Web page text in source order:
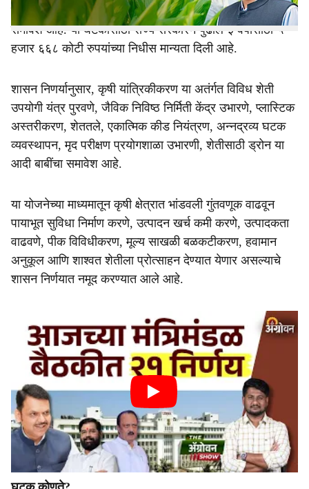
सुविधा केंद्र उभारणी, मुख्यमंत्री शेतकरी ड्रोन या चार घटकांचा
समावेश आहे. या घटकांसाठी राज्य सरकारने पुढील ३ वर्षासाठी ५
हजार ६६८ कोटी रुपयांच्या निधीस मान्यता दिली आहे.
शासन निणर्यानुसार, कृषी यांत्रिकीकरण या अतंर्गत विविध शेती
उपयोगी यंत्र पुरवणे, जैविक निविष्ठ निर्मिती केंद्र उभारणे, प्लास्टिक
अस्तरीकरण, शेततले, एकात्मिक कीड नियंत्रण, अन्नद्रव्य घटक
व्यवस्थापन, मृद परीक्षण प्रयोगशाळा उभारणी, शेतीसाठी ड्रोन या
आदी बाबींचा समावेश आहे.
या योजनेच्या माध्यमातून कृषी क्षेत्रात भांडवली गुंतवणूक वाढवून
पायाभूत सुविधा निर्माण करणे, उत्पादन खर्च कमी करणे, उत्पादकता
वाढवणे, पीक विविधीकरण, मूल्य साखळी बळकटीकरण, हवामान
अनुकूल आणि शाश्वत शेतीला प्रोत्साहन देण्यात येणार असल्याचे
शासन निर्णयात नमूद करण्यात आले आहे.